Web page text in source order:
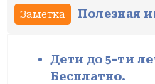
Заметка Полезная
Дети до 5-ти
Бесплатно.